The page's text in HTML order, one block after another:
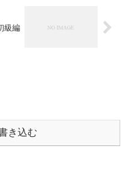
級編
き込む